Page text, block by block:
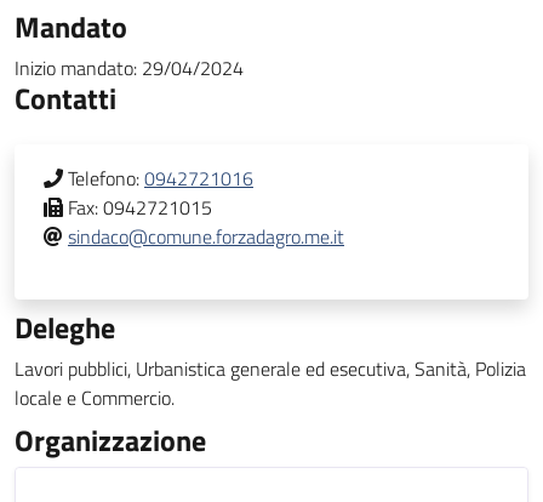
Mandato
Inizio mandato: 29/04/2024
Contatti
Telefono:0942721016
Fax:0942721015
sindaco@comune.forzadagro.me.it
Deleghe
Lavori pubblici, Urbanistica generale ed esecutiva, Sanità, Polizia
locale e Commercio.
Organizzazione